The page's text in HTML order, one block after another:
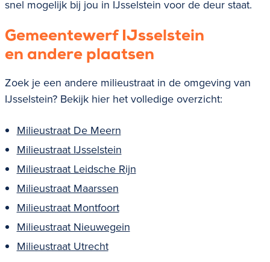
snel mogelijk bij jou in IJsselstein voor de deur staat.
Gemeentewerf IJsselstein
en andere plaatsen
Zoek je een andere milieustraat in de omgeving van
IJsselstein? Bekijk hier het volledige overzicht:
Milieustraat De Meern
Milieustraat IJsselstein
Milieustraat Leidsche Rijn
Milieustraat Maarssen
Milieustraat Montfoort
Milieustraat Nieuwegein
Milieustraat Utrecht